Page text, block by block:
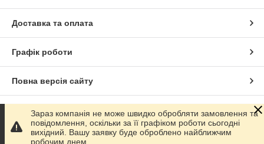
Доставка та оплата
Графік роботи
Повна версія сайту
Сайт створено на маркетплейсіProm.ua
Політика конфіденційності
Зараз компанія не може швидко обробляти замовлення та
повідомлення, оскільки за її графіком роботи сьогодні
вихідний. Вашу заявку буде оброблено найближчим
робочим днем.